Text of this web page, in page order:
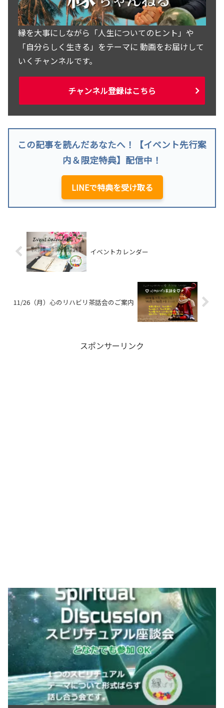
縁を大事にしながら「人生についてのヒント」や
「自分らしく生きる」をテーマに 動画をお届けして
いくチャンネルです。
チャンネル登録はこちら
この記事を読んだあなたへ！【イベント先行案
内＆限定特典】配信中！
LINEで特典を受け取る
イベントカレンダー
11/26（月）心のリハビリ茶話会のご案内
スポンサーリンク